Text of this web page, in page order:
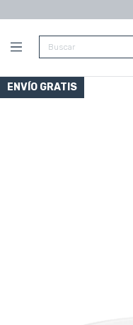
ENVÍO GRATIS